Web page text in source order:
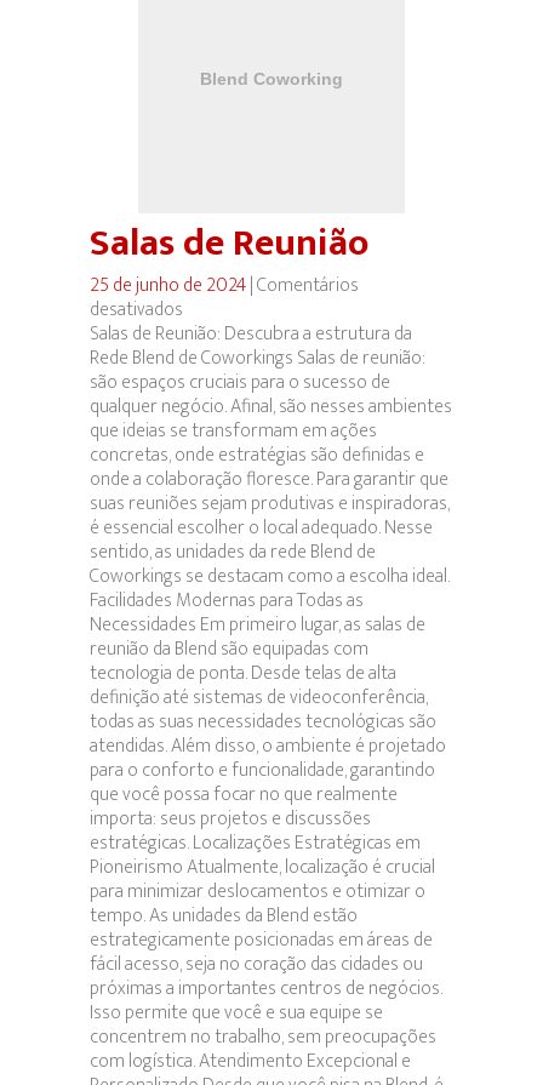
Salas de Reunião
25 de junho de 2024|Comentários
desativados
Salas
de
Reunião
Salas de Reunião: Descubra a estrutura da
Rede Blend de Coworkings Salas de reunião:
são espaços cruciais para o sucesso de
qualquer negócio. Afinal, são nesses ambientes
que ideias se transformam em ações
concretas, onde estratégias são definidas e
onde a colaboração floresce. Para garantir que
suas reuniões sejam produtivas e inspiradoras,
é essencial escolher o local adequado. Nesse
sentido, as unidades da rede Blend de
Coworkings se destacam como a escolha ideal.
Facilidades Modernas para Todas as
Necessidades Em primeiro lugar, as salas de
reunião da Blend são equipadas com
tecnologia de ponta. Desde telas de alta
definição até sistemas de videoconferência,
todas as suas necessidades tecnológicas são
atendidas. Além disso, o ambiente é projetado
para o conforto e funcionalidade, garantindo
que você possa focar no que realmente
importa: seus projetos e discussões
estratégicas. Localizações Estratégicas em
Pioneirismo Atualmente, localização é crucial
para minimizar deslocamentos e otimizar o
tempo. As unidades da Blend estão
estrategicamente posicionadas em áreas de
fácil acesso, seja no coração das cidades ou
próximas a importantes centros de negócios.
Isso permite que você e sua equipe se
concentrem no trabalho, sem preocupações
com logística. Atendimento Excepcional e